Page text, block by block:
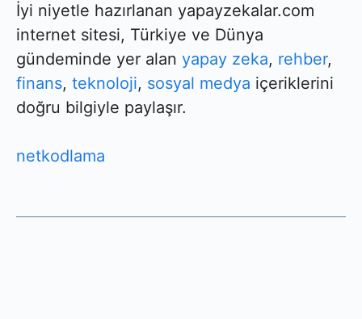
İyi niyetle hazırlanan yapayzekalar.com
internet sitesi, Türkiye ve Dünya
gündeminde yer alan yapay zeka, rehber,
finans, teknoloji, sosyal medya içeriklerini
doğru bilgiyle paylaşır.
netkodlama